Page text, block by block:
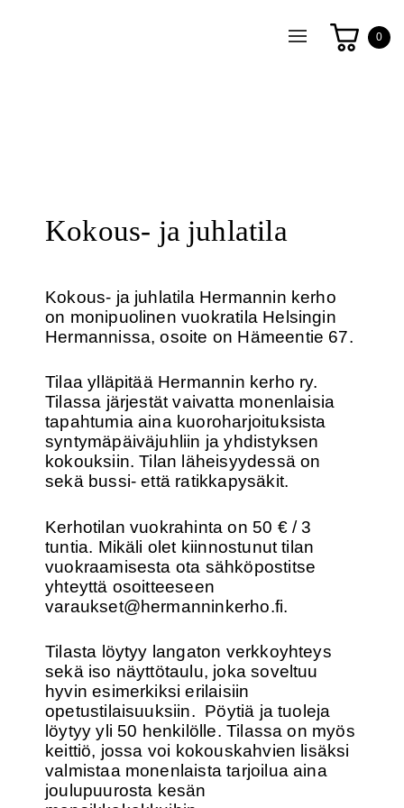
Toggle
0
Kokous- ja juhlatila
Kokous- ja juhlatila Hermannin kerho
on monipuolinen vuokratila Helsingin
Hermannissa, osoite on Hämeentie 67.
Tilaa ylläpitää Hermannin kerho ry.
Tilassa järjestät vaivatta monenlaisia
tapahtumia aina kuoroharjoituksista
syntymäpäiväjuhliin ja yhdistyksen
kokouksiin. Tilan läheisyydessä on
sekä bussi- että ratikkapysäkit.
Kerhotilan vuokrahinta on 50 € / 3
tuntia. Mikäli olet kiinnostunut tilan
vuokraamisesta ota sähköpostitse
yhteyttä osoitteeseen
varaukset@hermanninkerho.fi.
Tilasta löytyy langaton verkkoyhteys
sekä iso näyttötaulu, joka soveltuu
hyvin esimerkiksi erilaisiin
opetustilaisuuksiin. Pöytiä ja tuoleja
löytyy yli 50 henkilölle. Tilassa on myös
keittiö, jossa voi kokouskahvien lisäksi
valmistaa monenlaista tarjoilua aina
joulupuurosta kesän